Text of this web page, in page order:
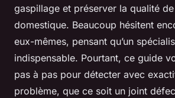
gaspillage et préserver la qualité
domestique. Beaucoup hésitent
eux-mêmes, pensant qu’un
indispensable. Pourtant, ce guide
pas à pas pour détecter avec
problème, que ce soit un joint